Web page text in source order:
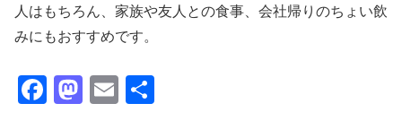
人はもちろん、家族や友人との食事、会社帰りのちょい飲
みにもおすすめです。
F
M
E